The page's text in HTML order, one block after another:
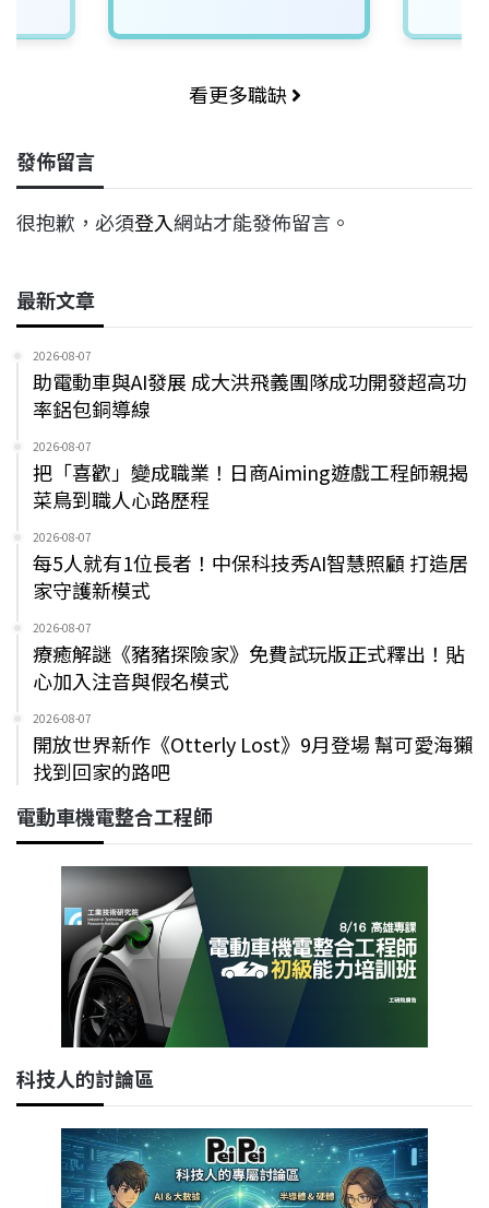
看更多職缺
發佈留言
很抱歉，必須登入網站才能發佈留言。
最新文章
2026-08-07
助電動車與AI發展 成大洪飛義團隊成功開發超高功
率鋁包銅導線
2026-08-07
把「喜歡」變成職業！日商Aiming遊戲工程師親揭
菜鳥到職人心路歷程
2026-08-07
每5人就有1位長者！中保科技秀AI智慧照顧 打造居
家守護新模式
2026-08-07
療癒解謎《豬豬探險家》免費試玩版正式釋出！貼
心加入注音與假名模式
2026-08-07
開放世界新作《Otterly Lost》9月登場 幫可愛海獺
找到回家的路吧
電動車機電整合工程師
科技人的討論區